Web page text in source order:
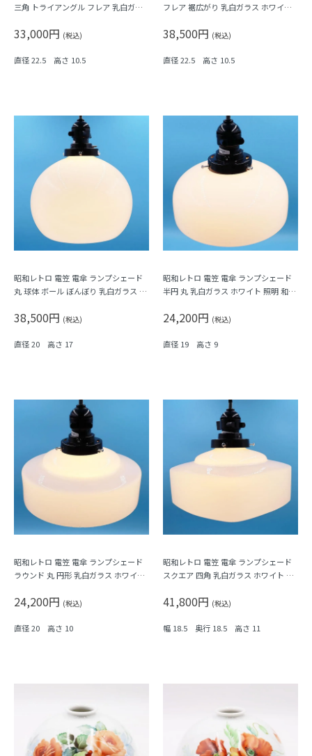
三角 トライアングル フレア 乳白ガラ
33,000円 (税込)
直径 22.5 高さ 10.5
フレア 裾広がり 乳白ガラス ホワイト
38,500円 (税込)
直径 22.5 高さ 10.5
昭和レトロ 電笠 電傘 ランプシェード
丸 球体 ボール ぼんぼり 乳白ガラス ホ
38,500円 (税込)
直径 20 高さ 17
昭和レトロ 電笠 電傘 ランプシェード
半円 丸 乳白ガラス ホワイト 照明 和電
24,200円 (税込)
直径 19 高さ 9
昭和レトロ 電笠 電傘 ランプシェード
ラウンド 丸 円形 乳白ガラス ホワイト
24,200円 (税込)
直径 20 高さ 10
昭和レトロ 電笠 電傘 ランプシェード
スクエア 四角 乳白ガラス ホワイト 照
41,800円 (税込)
幅 18.5 奥行 18.5 高さ 11